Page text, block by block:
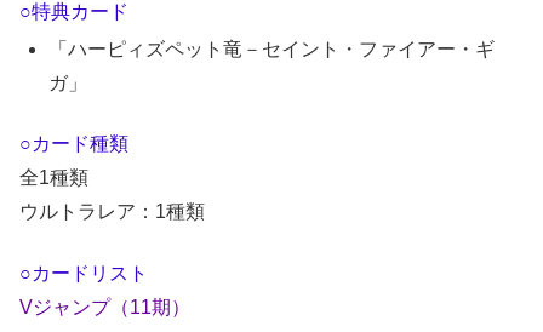
○特典カード
「ハーピィズペット竜－セイント・ファイアー・ギ
ガ」
○カード種類
全1種類
ウルトラレア：1種類
○カードリスト
Vジャンプ（11期）